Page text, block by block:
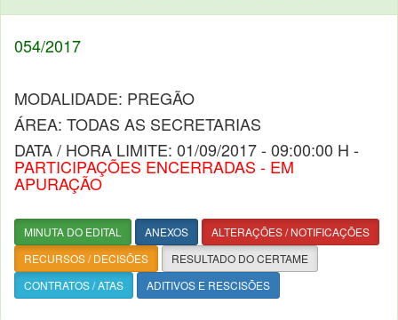
054/2017
MODALIDADE: PREGÃO
ÁREA: TODAS AS SECRETARIAS
DATA / HORA LIMITE: 01/09/2017 - 09:00:00 H -
PARTICIPAÇÕES ENCERRADAS - EM
APURAÇÃO
MINUTA DO EDITAL ANEXOS
ALTERAÇÕES / NOTIFICAÇÕES
RECURSOS / DECISÕES
RESULTADO DO CERTAME
CONTRATOS / ATAS
ADITIVOS E RESCISÕES